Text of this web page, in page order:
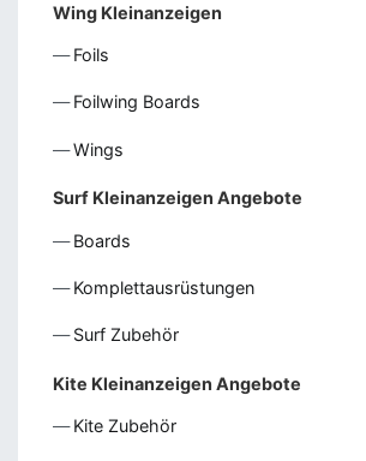
Wing Kleinanzeigen
Foils
Foilwing Boards
Wings
Surf Kleinanzeigen Angebote
Boards
Komplettausrüstungen
Surf Zubehör
Kite Kleinanzeigen Angebote
Kite Zubehör